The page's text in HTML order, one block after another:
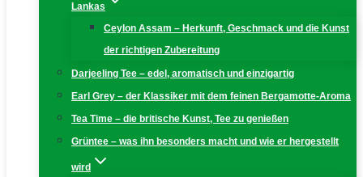
Lankas
Ceylon Assam – Herkunft, Geschmack und die Kunst
der richtigen Zubereitung
Darjeeling Tee – edel, aromatisch und einzigartig
Earl Grey – der Klassiker mit dem feinen Bergamotte-Aroma
Tea Time – die britische Kunst, Tee zu genießen
Grüntee – was ihn besonders macht und wie er hergestellt
wird